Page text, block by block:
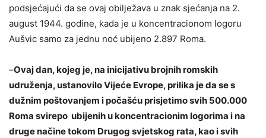
podsjećajući da se ovaj obilježava u znak sjećanja na 2.
august 1944. godine, kada je u koncentracionom logoru
Aušvic samo za jednu noć ubijeno 2.897 Roma.
–Ovaj dan, kojeg je, na inicijativu brojnih romskih
udruženja, ustanovilo Vijeće Evrope, prilika je da se s
dužnim poštovanjem i počašću prisjetimo svih 500.000
Roma svirepo ubijenih u koncentracionim logorima i na
druge načine tokom Drugog svjetskog rata, kao i svih